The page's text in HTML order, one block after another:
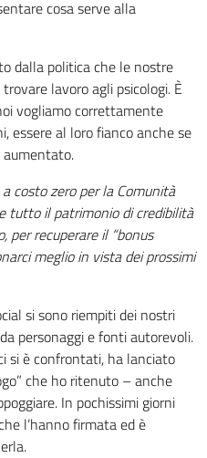
cosa serve alla
dalla politica che le nostre
lavoro agli psicologi. È
vogliamo correttamente
essere al loro fianco anche se
aumentato.
costo zero per la Comunità
tutto il patrimonio di credibilità
per recuperare il “bonus
meglio in vista dei prossimi
si sono riempiti dei nostri
personaggi e fonti autorevoli.
si è confrontati, ha lanciato
che ho ritenuto – anche
In pochissimi giorni
l’hanno firmata ed è